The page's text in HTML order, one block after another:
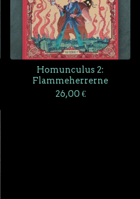
Homunculus 2:
Flammeherrerne
26,00 €